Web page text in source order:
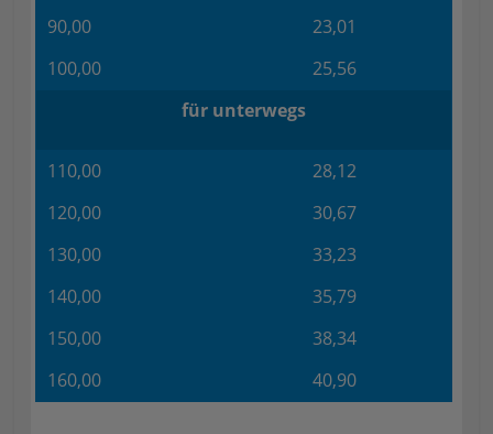
90,00
23,01
100,00
25,56
für unterwegs
110,00
28,12
120,00
30,67
130,00
33,23
140,00
35,79
150,00
38,34
160,00
40,90